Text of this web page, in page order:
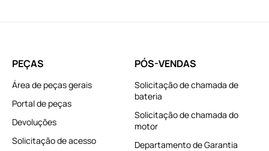
PEÇAS
Área de peças gerais
Portal de peças
Devoluções
Solicitação de acesso
PÓS-VENDAS
Solicitação de chamada de
bateria
Solicitação de chamada do
motor
Departamento de Garantia